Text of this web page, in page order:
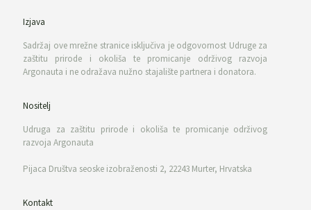
Izjava
Sadržaj ove mrežne stranice isključiva je odgovornost Udruge za
zaštitu prirode i okoliša te promicanje održivog razvoja
Argonauta i ne odražava nužno stajalište partnera i donatora.
Nositelj
Udruga za zaštitu prirode i okoliša te promicanje održivog
razvoja Argonauta
Pijaca Društva seoske izobraženosti 2, 22243 Murter, Hrvatska
Kontakt